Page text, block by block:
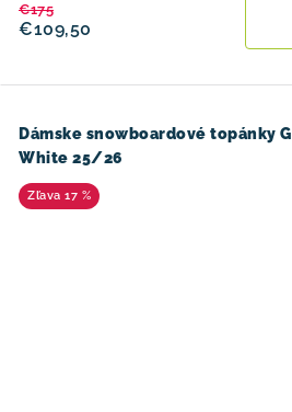
€109,50
€175
Dámske snowboardové topánky
White 25/26
17 %